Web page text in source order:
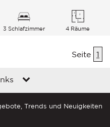
3 Schlafzimmer 4 Räume
Seite 1
Trends und Neuigkeiten